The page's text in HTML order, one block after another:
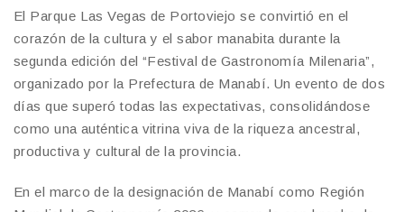
El Parque Las Vegas de Portoviejo se convirtió en el
corazón de la cultura y el sabor manabita durante la
segunda edición del “Festival de Gastronomía Milenaria”,
organizado por la Prefectura de Manabí. Un evento de dos
días que superó todas las expectativas, consolidándose
como una auténtica vitrina viva de la riqueza ancestral,
productiva y cultural de la provincia.
En el marco de la designación de Manabí como Región